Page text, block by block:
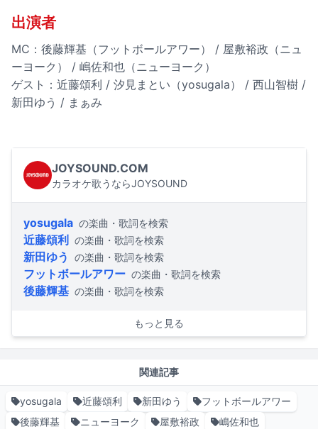
出演者
MC：後藤輝基（フットボールアワー） / 屋敷裕政（ニュ
ーヨーク） / 嶋佐和也（ニューヨーク）
ゲスト：近藤頌利 / 汐見まとい（yosugala） / 西山智樹 /
新田ゆう / まぁみ
JOYSOUND.COM
カラオケ歌うならJOYSOUND
yosugala の楽曲・歌詞を検索
近藤頌利 の楽曲・歌詞を検索
新田ゆう の楽曲・歌詞を検索
フットボールアワー の楽曲・歌詞を検索
後藤輝基 の楽曲・歌詞を検索
もっと見る
関連記事
yosugala 近藤頌利 新田ゆう
フットボールアワー
後藤輝基
ニューヨーク 屋敷裕政 嶋佐和也